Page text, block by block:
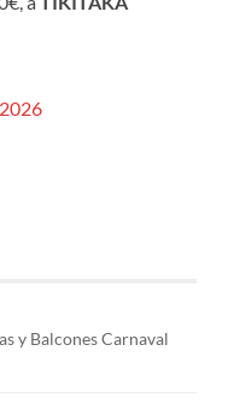
y Balcones Carnaval